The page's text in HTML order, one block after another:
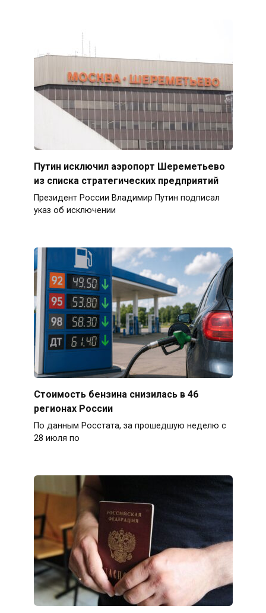
Путин исключил аэропорт Шереметьево
из списка стратегических предприятий
Президент России Владимир Путин подписал
указ об исключении
Стоимость бензина снизилась в 46
регионах России
По данным Росстата, за прошедшую неделю с
28 июля по